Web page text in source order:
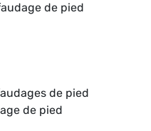
de pied
de pied
de pied